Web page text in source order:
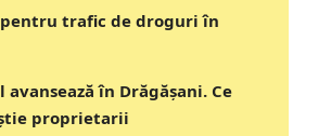
trafic de droguri în
avansează în Drăgășani. Ce
proprietarii